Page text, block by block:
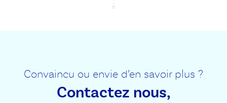
Convaincu ou envie d’en savoir plus ?
Contactez nous,